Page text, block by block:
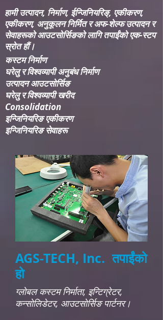
हामी उत्पादन, निर्माण, ईन्जिनियरिङ्, एकीकरण,
एकीकरण, अनुकूलन निर्मित र अफ-शेल्फ उत्पादन र
सेवाहरूको आउटसोर्सिङको लागि तपाईंको एक-स्टप
स्रोत हौं।
कस्टम निर्माण
घरेलु र विश्वव्यापी अनुबंध निर्माण
उत्पादन आउटसोर्सिङ
घरेलु र विश्वव्यापी खरीद
Consolidation​
इन्जिनियरिङ एकीकरण​
इन्जिनियरिङ सेवाहरू
AGS-TECH, Inc. तपाईंको
हो
ग्लोबल कस्टम निर्माता, इन्टिग्रेटर,
कन्सोलिडेटर, आउटसोर्सिङ पार्टनर।